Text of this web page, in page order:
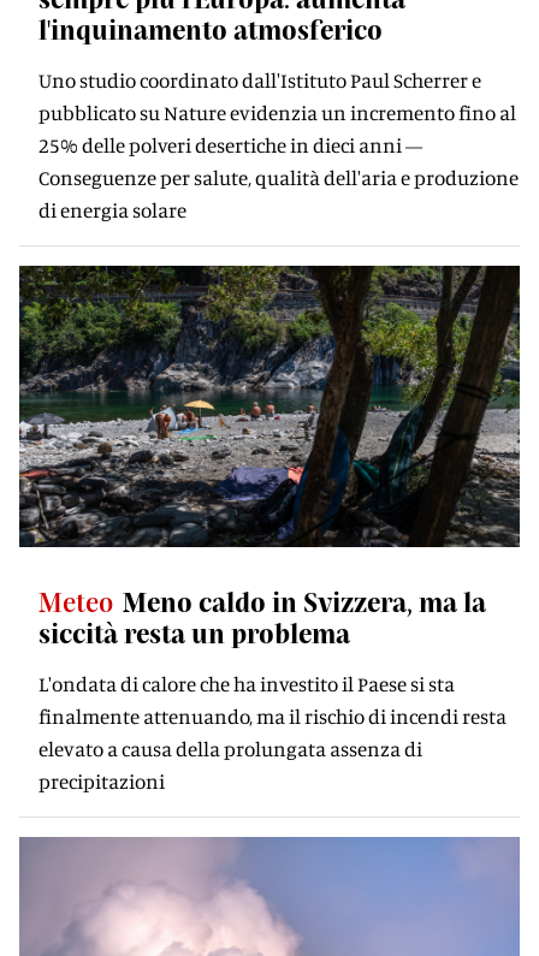
l'inquinamento atmosferico
Uno studio coordinato dall'Istituto Paul Scherrer e
pubblicato su Nature evidenzia un incremento fino al
25% delle polveri desertiche in dieci anni —
Conseguenze per salute, qualità dell'aria e produzione
di energia solare
Meteo Meno caldo in Svizzera, ma la
siccità resta un problema
L'ondata di calore che ha investito il Paese si sta
finalmente attenuando, ma il rischio di incendi resta
elevato a causa della prolungata assenza di
precipitazioni